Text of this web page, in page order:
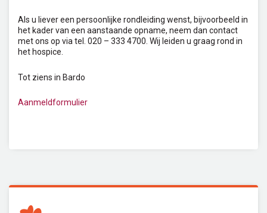
Als u liever een persoonlijke rondleiding wenst, bijvoorbeeld in
het kader van een aanstaande opname, neem dan contact
met ons op via tel. 020 – 333 4700. Wij leiden u graag rond in
het hospice.
Tot ziens in Bardo
Aanmeldformulier